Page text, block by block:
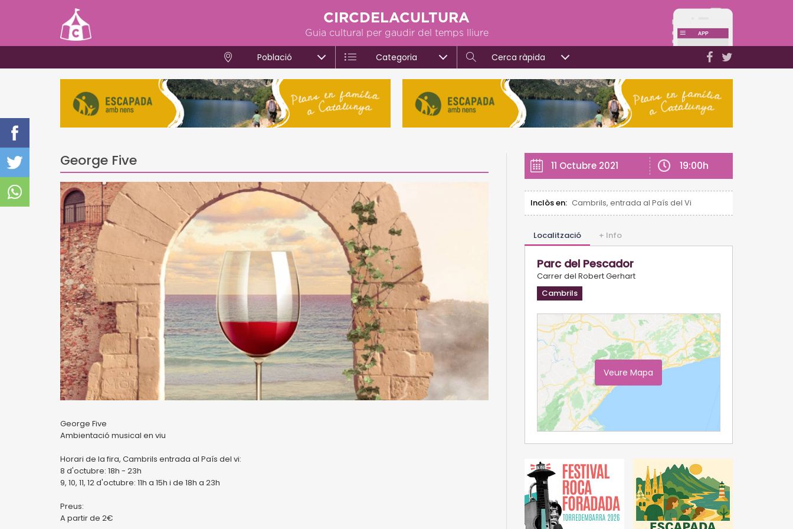
CIRCDELACULTURA
Guia cultural per gaudir del temps lliure
Població Categoria Cerca ràpida
George Five
George Five
Ambientació musical en viu
Horari de la fira, Cambrils entrada al País del vi:
8 d'octubre: 18h - 23h
9, 10, 11, 12 d'octubre: 11h a 15h i de 18h a 23h
Preus:
A partir de 2€
11 Octubre 2021 19:00h
Inclòs en: Cambrils, entrada al País del Vi
Localització + Info
Parc del Pescador
Carrer del Robert Gerhart
Cambrils
Veure Mapa